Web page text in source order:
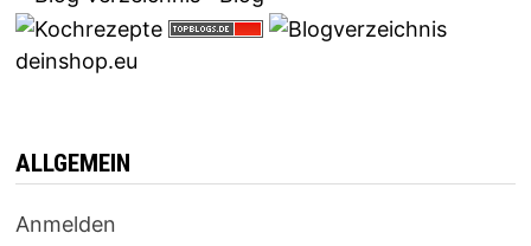
deinshop.eu
ALLGEMEIN
Anmelden